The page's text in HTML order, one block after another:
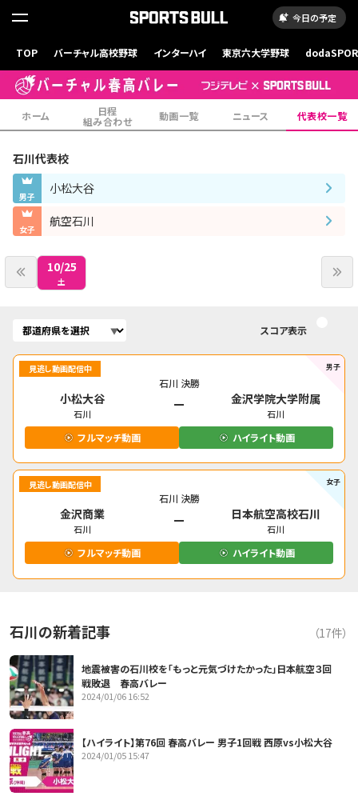
今日の予定
TOP バーチャル高校野球 インターハイ 東京六大学野球
ホーム 日程
組み合わせ 動画一覧 ニュース 代表校一覧
石川代表校
男子
小松大谷
女子
航空石川
10/25
土
スコア表示
見逃し動画配信中 男子
石川 決勝
小松大谷
石川
金沢学院大学附属
石川
フルマッチ動画 ハイライト動画
見逃し動画配信中 女子
石川 決勝
金沢商業
石川
日本航空高校石川
石川
フルマッチ動画 ハイライト動画
石川の新着記事 （17件）
地震被害の石川校を「もっと元気づけたかった」日本航空３回
戦敗退 春高バレー
2024/01/06 16:52
【ハイライト】第76回 春高バレー 男子1回戦 西原vs小松大谷
2024/01/05 15:47